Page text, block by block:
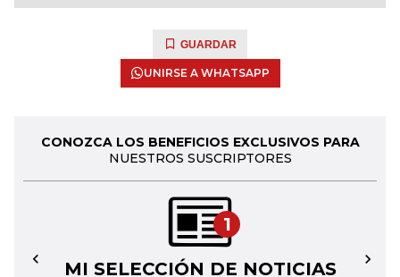
GUARDAR
UNIRSE A WHATSAPP
CONOZCA LOS BENEFICIOS EXCLUSIVOS PARA
NUESTROS SUSCRIPTORES
1
MI SELECCIÓN DE NOTICIAS
← →